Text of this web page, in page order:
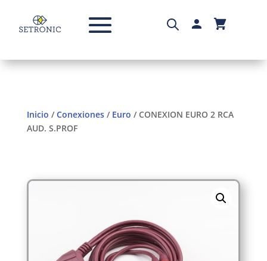
Inicio /Conexiones/ Euro / CONEXION EURO 2 RCA
AUD. S.PROF